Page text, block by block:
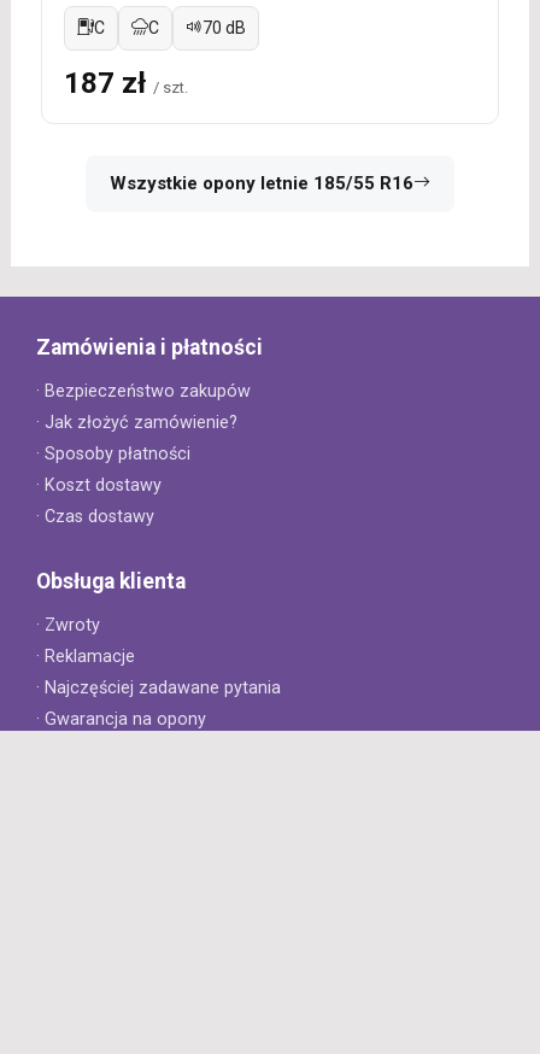
C C 70 dB
187 zł / szt.
Wszystkie opony letnie 185/55 R16
Zamówienia i płatności
· Bezpieczeństwo zakupów
· Jak złożyć zamówienie?
· Sposoby płatności
· Koszt dostawy
· Czas dostawy
Obsługa klienta
· Zwroty
· Reklamacje
· Najczęściej zadawane pytania
· Gwarancja na opony